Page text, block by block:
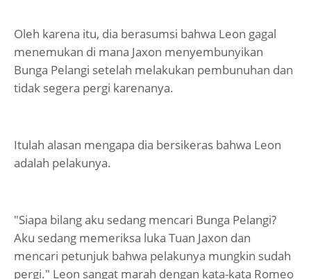
Oleh karena itu, dia berasumsi bahwa Leon gagal
menemukan di mana Jaxon menyembunyikan
Bunga Pelangi setelah melakukan pembunuhan dan
tidak segera pergi karenanya.
Itulah alasan mengapa dia bersikeras bahwa Leon
adalah pelakunya.
"Siapa bilang aku sedang mencari Bunga Pelangi?
Aku sedang memeriksa luka Tuan Jaxon dan
mencari petunjuk bahwa pelakunya mungkin sudah
pergi." Leon sangat marah dengan kata-kata Romeo